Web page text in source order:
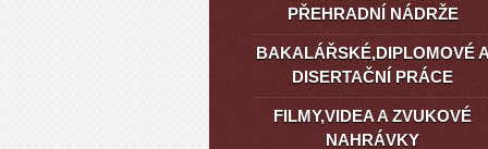
PŘEHRADNÍ NÁDRŽE
BAKALÁŘSKÉ,DIPLOMOVÉ
DISERTAČNÍ PRÁCE
FILMY,VIDEA A ZVUKOVÉ
NAHRÁVKY